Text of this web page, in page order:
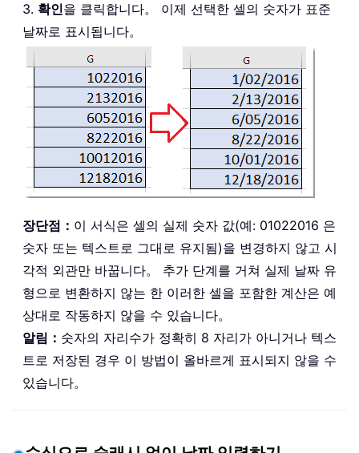
3. 확인을 클릭합니다。 이제 선택한 셀의 숫자가 표준
날짜로 표시됩니다。
장단점： 이 서식은 셀의 실제 숫자 값(예: 01022016 은
숫자 또는 텍스트로 그대로 유지됨)을 변경하지 않고 시
각적 외관만 바꿉니다。 추가 단계를 거쳐 실제 날짜 유
형으로 변환하지 않는 한 이러한 셀을 포함한 계산은 예
상대로 작동하지 않을 수 있습니다。
알림： 숫자의 자리수가 정확히 8 자리가 아니거나 텍스
트로 저장된 경우 이 방법이 올바르게 표시되지 않을 수
있습니다。